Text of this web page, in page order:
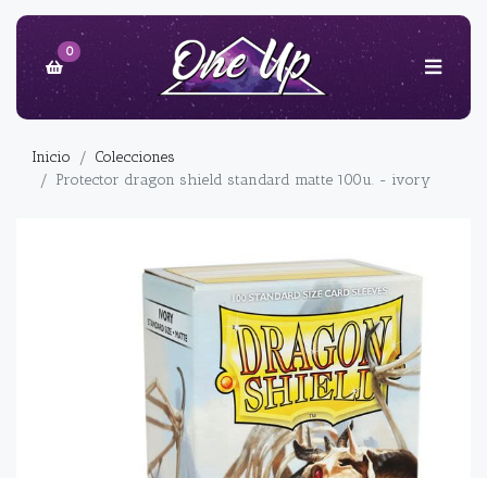
0
Inicio
Colecciones
Protector dragon shield standard matte 100u. - ivory